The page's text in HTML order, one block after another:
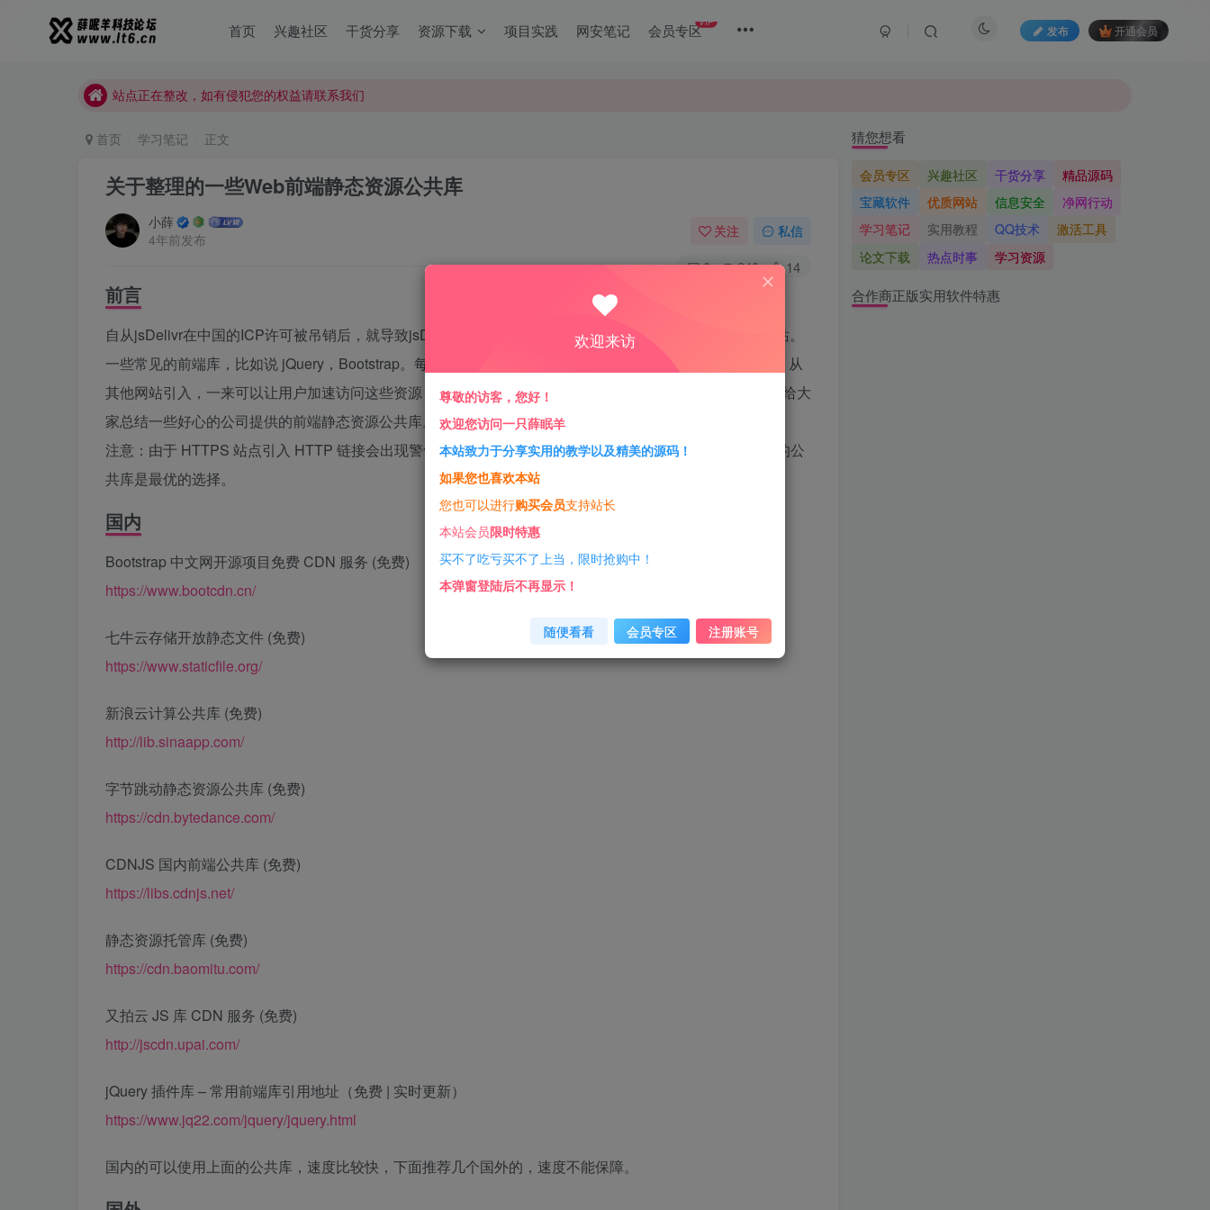
首页 兴趣社区 干货分享 资源下载 项目实践 网安笔记 会员专区VIP
发布 开通会员
站点正在整改，如有侵犯您的权益请联系我们
站点正在整改，如有侵犯您的权益请联系我们
首页 学习笔记 正文
关于整理的一些Web前端静态资源公共库
小薛
4年前发布
关注 私信
0 340 14
前言
自从jsDelivr在中国的ICP许可被吊销后，就导致jsDelivr里的Web前端静态资源公共库被污染从而打不开网站。
一些常见的前端库，比如说 jQuery，Bootstrap。每个网站都可以从自己网站引入，也可以从其他网站引入。从
其他网站引入，一来可以让用户加速访问这些资源，二来还可节约自己服务器的流量。下面就由小薛整理并给大
家总结一些好心的公司提供的前端静态资源公共库。
注意：由于 HTTPS 站点引入 HTTP 链接会出现警告，所以如果你的网站支持 HTTPS，那么支持 HTTPS 的公
共库是最优的选择。
国内
Bootstrap 中文网开源项目免费 CDN 服务 (免费)
https://www.bootcdn.cn/
七牛云存储开放静态文件 (免费)
https://www.staticfile.org/
新浪云计算公共库 (免费)
http://lib.sinaapp.com/
字节跳动静态资源公共库 (免费)
https://cdn.bytedance.com/
CDNJS 国内前端公共库 (免费)
https://libs.cdnjs.net/
静态资源托管库 (免费)
https://cdn.baomitu.com/
又拍云 JS 库 CDN 服务 (免费)
http://jscdn.upai.com/
jQuery 插件库 – 常用前端库引用地址（免费 | 实时更新）
https://www.jq22.com/jquery/jquery.html
国内的可以使用上面的公共库，速度比较快，下面推荐几个国外的，速度不能保障。
猜您想看
会员专区 兴趣社区 干货分享
精品源码
宝藏软件
优质网站 信息安全
净网行动
学习笔记
实用教程 QQ技术
激活工具
论文下载
热点时事 学习资源
合作商正版实用软件特惠
欢迎来访
尊敬的访客，您好！
欢迎您访问一只薛眠羊
本站致力于分享实用的教学以及精美的源码！
如果您也喜欢本站
您也可以进行购买会员支持站长
本站会员限时特惠
买不了吃亏买不了上当，限时抢购中！
本弹窗登陆后不再显示！
随便看看 会员专区 注册账号